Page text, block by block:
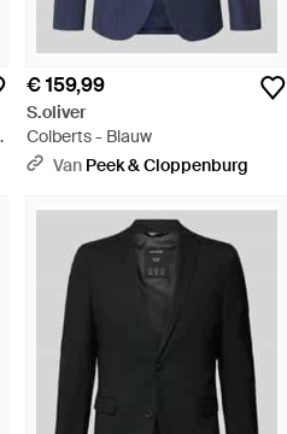
€ 159,99
S.oliver
Colberts - Blauw
Van Peek & Cloppenburg